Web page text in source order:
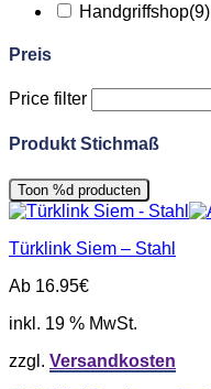
Handgriffshop(9)
Preis
Price filter
Produkt Stichmaß
Toon %d producten
Türklink Siem – Stahl
Ab 16.95€
inkl. 19 % MwSt.
zzgl. Versandkosten